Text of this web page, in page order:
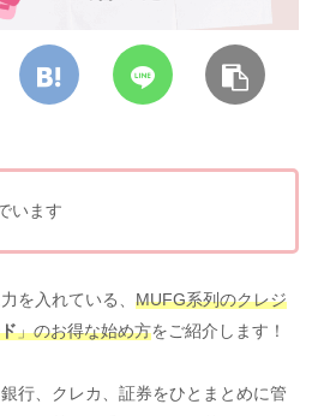
います
を入れている、 MUFG系列のクレジ
」のお得な始め方をご紹介します！
行、クレカ、証券をひとまとめに管